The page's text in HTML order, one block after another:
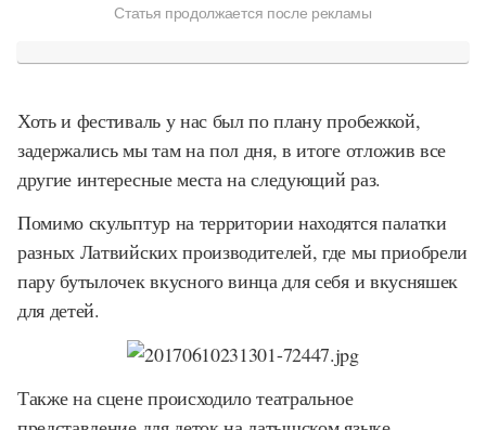
Статья продолжается после рекламы
Хоть и фестиваль у нас был по плану пробежкой,
задержались мы там на пол дня, в итоге отложив все
другие интересные места на следующий раз.
Помимо скульптур на территории находятся палатки
разных Латвийских производителей, где мы приобрели
пару бутылочек вкусного винца для себя и вкусняшек
для детей.
Также на сцене происходило театральное